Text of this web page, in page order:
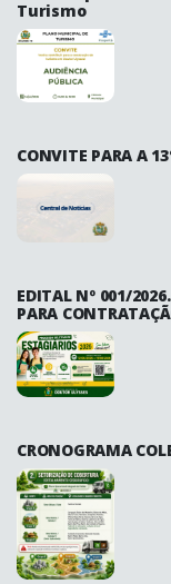
Turismo
CONVITE PARA A
EDITAL Nº 001/
PARA
CRONOGRAMA